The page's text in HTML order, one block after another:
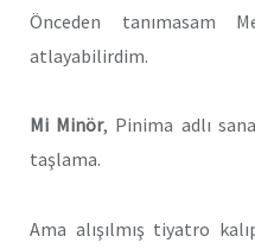
Önceden tanımasam
atlayabilirdim.
Mi Minör, Pinima adlı
taşlama.
Ama alışılmış tiyatro